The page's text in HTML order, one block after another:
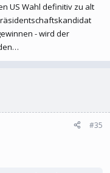
mit De Santis bessere
zu gewinnen. Der
aber noch nicht so
Tiere bei den
Santis sein, aber sie
US Wahl definitiv zu alt
- wird der
#35